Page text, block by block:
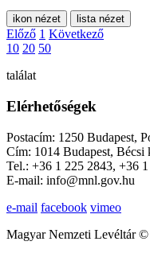
ikon nézet lista nézet
Előző 1 Következő
10 20 50
találat
Elérhetőségek
Postacím: 1250 Budapest,
Cím: 1014 Budapest, Bécsi
Tel.: +36 1 225 2843, +36
E-mail: info@mnl.gov.hu
e-mail facebook vimeo
Magyar Nemzeti Levéltár